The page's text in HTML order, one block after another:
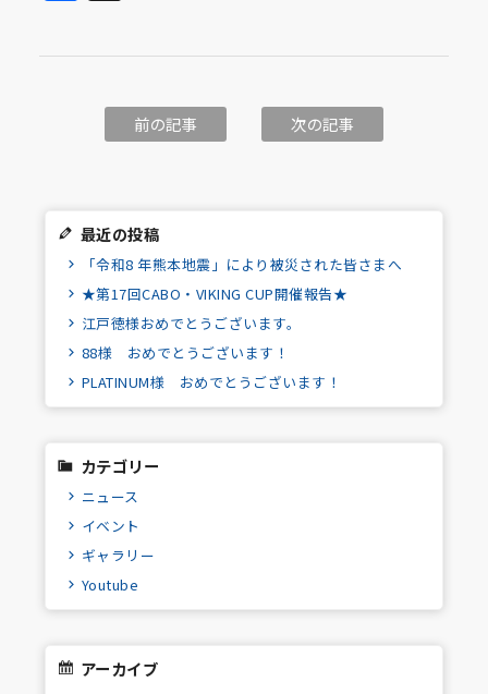
前の記事 次の記事
最近の投稿
「令和8 年熊本地震」により被災された皆さまへ
★第17回CABO・VIKING CUP開催報告★
江戸徳様おめでとうございます。
88様 おめでとうございます！
PLATINUM様 おめでとうございます！
カテゴリー
ニュース
イベント
ギャラリー
Youtube
アーカイブ